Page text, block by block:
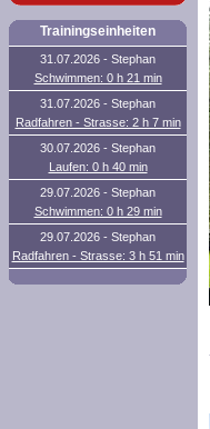
Trainingseinheiten
31.07.2026 - Stephan
Schwimmen: 0 h 21 min
31.07.2026 - Stephan
Radfahren - Strasse: 2 h 7 min
30.07.2026 - Stephan
Laufen: 0 h 40 min
29.07.2026 - Stephan
Schwimmen: 0 h 29 min
29.07.2026 - Stephan
Radfahren - Strasse: 3 h 51 min